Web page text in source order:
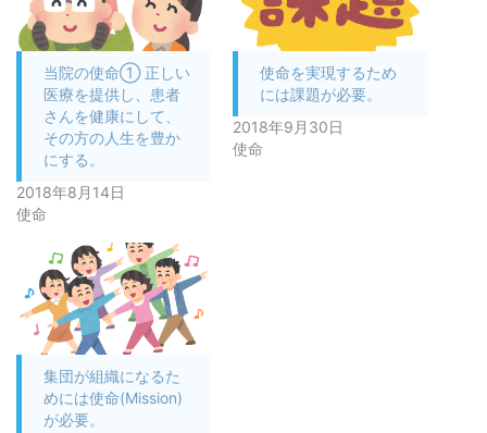
当院の使命① 正しい
医療を提供し、患者
さんを健康にして、
その方の人生を豊か
にする。
2018年8月14日
使命
使命を実現するため
には課題が必要。
2018年9月30日
使命
集団が組織になるた
めには使命(Mission)
が必要。